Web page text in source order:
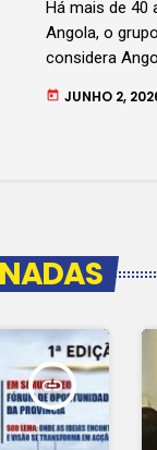
Há mais de
Angola, o
considera
para
today JUNHO 2,
insert_link